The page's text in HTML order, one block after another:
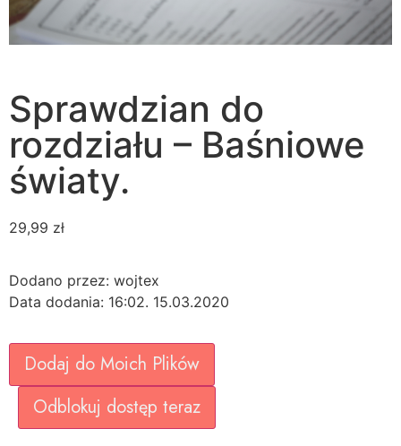
Sprawdzian do
rozdziału – Baśniowe
światy.
29,99 zł
Dodano przez: wojtex
Data dodania: 16:02. 15.03.2020
Dodaj do Moich Plików
Odblokuj dostęp teraz